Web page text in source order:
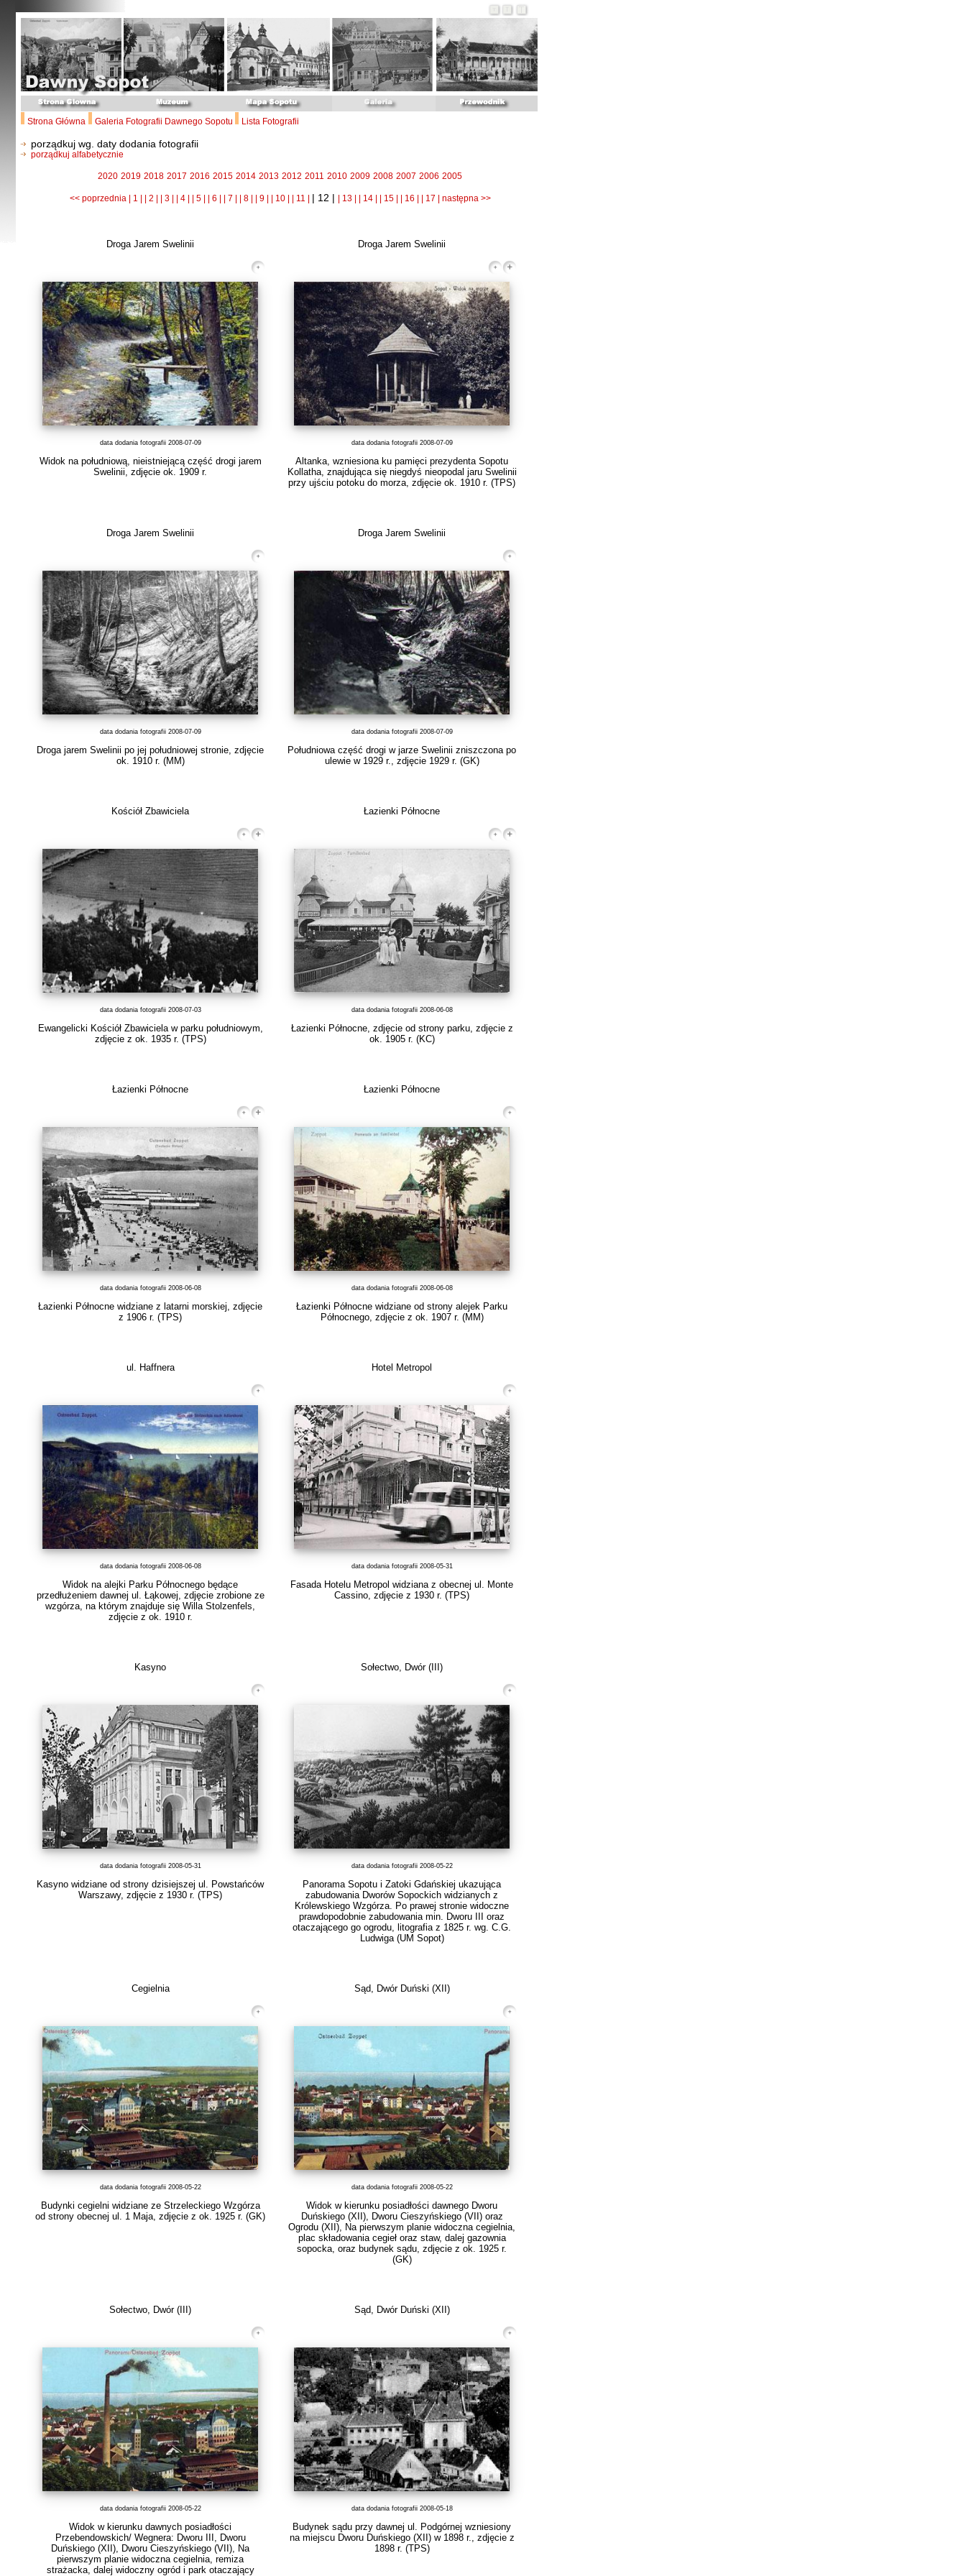
Strona Główna Galeria Fotografii Dawnego Sopotu Lista Fotografii
porządkuj wg. daty dodania fotografii
porządkuj alfabetycznie
2020 2019 2018 2017 2016 2015 2014 2013 2012 2011 2010 2009 2008 2007 2006 2005
<< poprzednia | 1 | | 2 | | 3 | | 4 | | 5 | | 6 | | 7 | | 8 | | 9 | | 10 | | 11 | | 12 | | 13 | | 14 | | 15 | | 16 | | 17 | następna >>
Droga Jarem Swelinii
data dodania fotografii 2008-07-09
Widok na południową, nieistniejącą część drogi jarem
Swelinii, zdjęcie ok. 1909 r.
Droga Jarem Swelinii
data dodania fotografii 2008-07-09
Altanka, wzniesiona ku pamięci prezydenta Sopotu
Kollatha, znajdująca się niegdyś nieopodal jaru Swelinii
przy ujściu potoku do morza, zdjęcie ok. 1910 r. (TPS)
Droga Jarem Swelinii
data dodania fotografii 2008-07-09
Droga jarem Swelinii po jej południowej stronie, zdjęcie
ok. 1910 r. (MM)
Droga Jarem Swelinii
data dodania fotografii 2008-07-09
Południowa część drogi w jarze Swelinii zniszczona po
ulewie w 1929 r., zdjęcie 1929 r. (GK)
Kościół Zbawiciela
data dodania fotografii 2008-07-03
Ewangelicki Kościół Zbawiciela w parku południowym,
zdjęcie z ok. 1935 r. (TPS)
Łazienki Północne
data dodania fotografii 2008-06-08
Łazienki Północne, zdjęcie od strony parku, zdjęcie z
ok. 1905 r. (KC)
Łazienki Północne
data dodania fotografii 2008-06-08
Łazienki Północne widziane z latarni morskiej, zdjęcie
z 1906 r. (TPS)
Łazienki Północne
data dodania fotografii 2008-06-08
Łazienki Północne widziane od strony alejek Parku
Północnego, zdjęcie z ok. 1907 r. (MM)
ul. Haffnera
data dodania fotografii 2008-06-08
Widok na alejki Parku Północnego będące
przedłużeniem dawnej ul. Łąkowej, zdjęcie zrobione ze
wzgórza, na którym znajduje się Willa Stolzenfels,
zdjęcie z ok. 1910 r.
Hotel Metropol
data dodania fotografii 2008-05-31
Fasada Hotelu Metropol widziana z obecnej ul. Monte
Cassino, zdjęcie z 1930 r. (TPS)
Kasyno
data dodania fotografii 2008-05-31
Kasyno widziane od strony dzisiejszej ul. Powstańców
Warszawy, zdjęcie z 1930 r. (TPS)
Sołectwo, Dwór (III)
data dodania fotografii 2008-05-22
Panorama Sopotu i Zatoki Gdańskiej ukazująca
zabudowania Dworów Sopockich widzianych z
Królewskiego Wzgórza. Po prawej stronie widoczne
prawdopodobnie zabudowania min. Dworu III oraz
otaczającego go ogrodu, litografia z 1825 r. wg. C.G.
Ludwiga (UM Sopot)
Cegielnia
data dodania fotografii 2008-05-22
Budynki cegielni widziane ze Strzeleckiego Wzgórza
od strony obecnej ul. 1 Maja, zdjęcie z ok. 1925 r. (GK)
Sąd, Dwór Duński (XII)
data dodania fotografii 2008-05-22
Widok w kierunku posiadłości dawnego Dworu
Duńskiego (XII), Dworu Cieszyńskiego (VII) oraz
Ogrodu (XII), Na pierwszym planie widoczna cegielnia,
plac składowania cegieł oraz staw, dalej gazownia
sopocka, oraz budynek sądu, zdjęcie z ok. 1925 r.
(GK)
Sołectwo, Dwór (III)
data dodania fotografii 2008-05-22
Widok w kierunku dawnych posiadłości
Przebendowskich/ Wegnera: Dworu III, Dworu
Duńskiego (XII), Dworu Cieszyńskiego (VII), Na
pierwszym planie widoczna cegielnia, remiza
strażacka, dalej widoczny ogród i park otaczający
Sąd, Dwór Duński (XII)
data dodania fotografii 2008-05-18
Budynek sądu przy dawnej ul. Podgórnej wzniesiony
na miejscu Dworu Duńskiego (XII) w 1898 r., zdjęcie z
1898 r. (TPS)